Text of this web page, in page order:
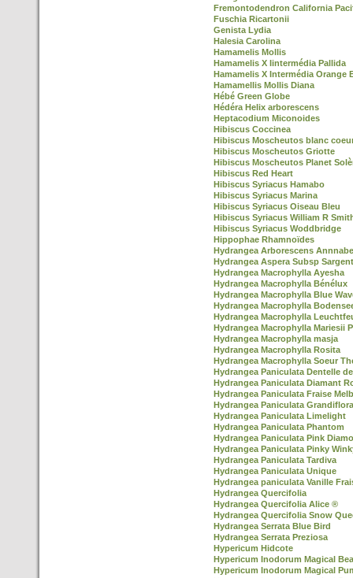
Fremontodendron California
Fuschia Ricartonii
Genista Lydia
Halesia Carolina
Hamamelis Mollis
Hamamelis X Iintermédia Pallida
Hamamelis X Intermédia Orange
Hamamellis Mollis Diana
Hébé Green Globe
Hédéra Helix arborescens
Heptacodium Miconoides
Hibiscus Coccinea
Hibiscus Moscheutos blanc
Hibiscus Moscheutos Griotte
Hibiscus Moscheutos Planet
Hibiscus Red Heart
Hibiscus Syriacus Hamabo
Hibiscus Syriacus Marina
Hibiscus Syriacus Oiseau Bleu
Hibiscus Syriacus William R
Hibiscus Syriacus Woddbridge
Hippophae Rhamnoïdes
Hydrangea Arborescens
Hydrangea Aspera Subsp
Hydrangea Macrophylla Ayesha
Hydrangea Macrophylla Bénélux
Hydrangea Macrophylla Blue
Hydrangea Macrophylla
Hydrangea Macrophylla
Hydrangea Macrophylla Mariesii
Hydrangea Macrophylla masja
Hydrangea Macrophylla Rosita
Hydrangea Macrophylla Soeur
Hydrangea Paniculata Dentelle
Hydrangea Paniculata Diamant
Hydrangea Paniculata Fraise
Hydrangea Paniculata Grandiflora
Hydrangea Paniculata Limelight
Hydrangea Paniculata Phantom
Hydrangea Paniculata Pink
Hydrangea Paniculata Pinky
Hydrangea Paniculata Tardiva
Hydrangea Paniculata Unique
Hydrangea paniculata Vanille
Hydrangea Quercifolia
Hydrangea Quercifolia Alice ®
Hydrangea Quercifolia Snow
Hydrangea Serrata Blue Bird
Hydrangea Serrata Preziosa
Hypericum Hidcote
Hypericum Inodorum Magical
Hypericum Inodorum Magical